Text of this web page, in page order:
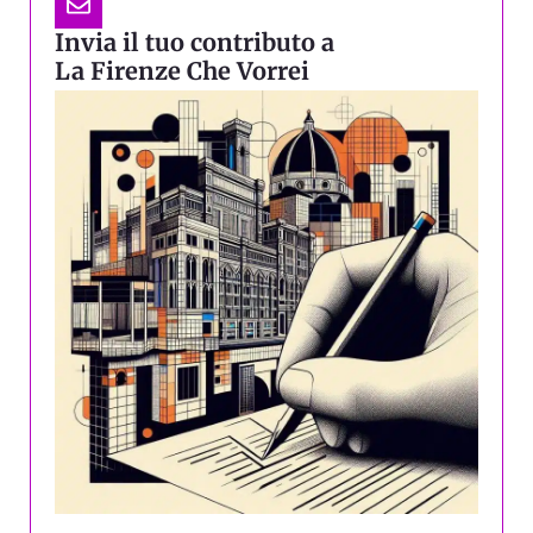
Invia il tuo contributo a
La Firenze Che Vorrei